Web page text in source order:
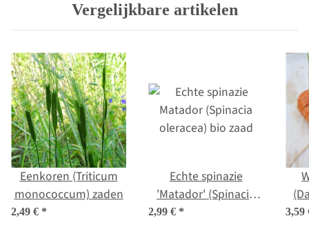
Vergelijkbare artikelen
Eenkoren (Triticum
monococcum) zaden
2,49 € *
Echte spinazie
'Matador' (Spinacia
oleracea) bio zaad
2,99 € * 3,59